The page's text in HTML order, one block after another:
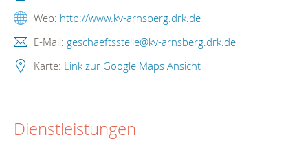
Web: http://www.kv-arnsberg.drk.de
E-Mail: geschaeftsstelle@kv-arnsberg.drk.de
Karte: Link zur Google Maps Ansicht
Dienstleistungen